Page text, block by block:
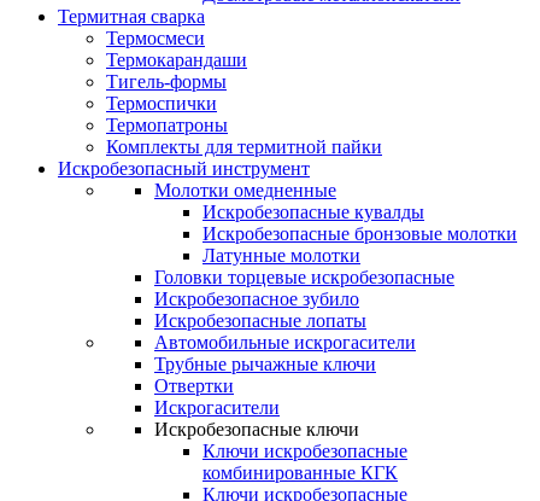
Термитная сварка
Термосмеси
Термокарандаши
Тигель-формы
Термоспички
Термопатроны
Комплекты для термитной пайки
Искробезопасный инструмент
Молотки омедненные
Искробезопасные кувалды
Искробезопасные бронзовые молотки
Латунные молотки
Головки торцевые искробезопасные
Искробезопасное зубило
Искробезопасные лопаты
Автомобильные искрогасители
Трубные рычажные ключи
Отвертки
Искрогасители
Искробезопасные ключи
Ключи искробезопасные
комбинированные КГК
Ключи искробезопасные